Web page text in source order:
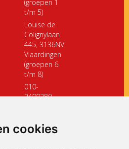
cookies
(groepen 1
t/m 5)
Louise de
Colignylaan
445, 3136NV
Vlaardingen
(groepen 6
t/m 8)
010-
2499280
VAN